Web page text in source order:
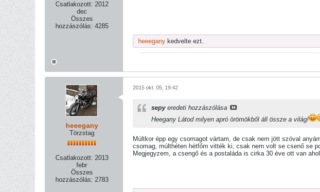
Csatlakozott: 2012
dec
Összes
hozzászólás: 4285
heeegany kedvelte ezt.
heeegany
Törzstag
Csatlakozott: 2013
febr
Összes
hozzászólás: 2783
2015 okt. 05, 19:42
sepyeredeti hozzászólása
Heegany Látod milyen apró örömökből áll össze a világ!
Múltkor épp egy csomagot vártam, de csak nem jött szóval
csomag, múlthéten hétfőm vitték ki, csak nem volt se csenő se
Megjegyzem, a csengő és a postaláda is cirka 30 éve ott van